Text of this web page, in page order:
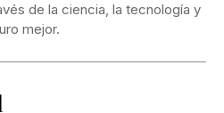
de la ciencia, la tecnología y
mejor.